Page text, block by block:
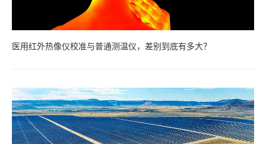
医用红外热像仪校准与普通测温仪，差别到底有多大？